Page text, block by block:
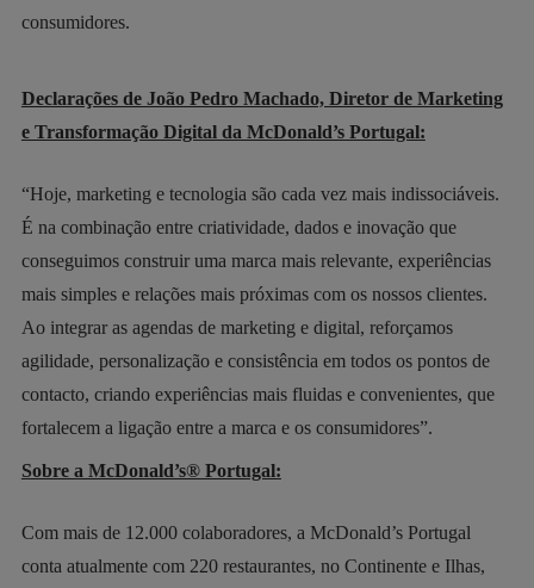
consumidores.
Declarações de João Pedro Machado, Diretor de Marketing
e Transformação Digital da McDonald’s Portugal:
“Hoje, marketing e tecnologia são cada vez mais indissociáveis.
É na combinação entre criatividade, dados e inovação que
conseguimos construir uma marca mais relevante, experiências
mais simples e relações mais próximas com os nossos clientes.
Ao integrar as agendas de marketing e digital, reforçamos
agilidade, personalização e consistência em todos os pontos de
contacto, criando experiências mais fluidas e convenientes, que
fortalecem a ligação entre a marca e os consumidores”.
Sobre a McDonald’s® Portugal:
Com mais de 12.000 colaboradores, a McDonald’s Portugal
conta atualmente com 220 restaurantes, no Continente e Ilhas,